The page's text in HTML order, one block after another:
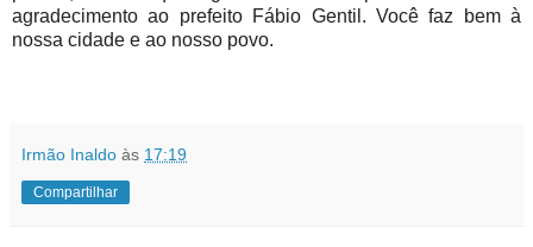
agradecimento ao prefeito Fábio Gentil. Você faz bem à
nossa cidade e ao nosso povo.
Irmão Inaldo às 17:19
Compartilhar